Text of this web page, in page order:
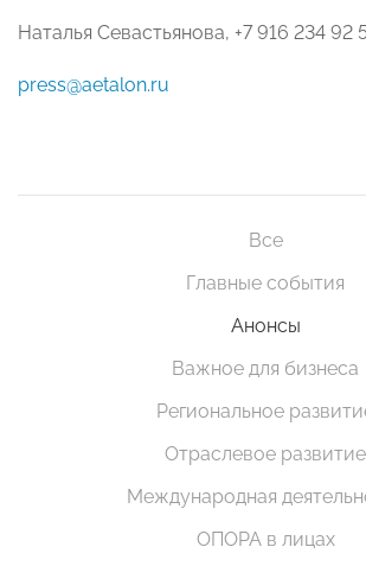
Наталья Севастьянова, +7 916 234 92
press@aetalon.ru
Все
Главные события
Анонсы
Важное для бизнеса
Региональное
Отраслевое развитие
Международная
ОПОРА в лицах